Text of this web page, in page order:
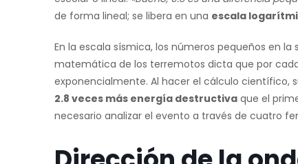
de forma lineal; se libera en una escala
En la escala sísmica, los números pequeños en
matemática de los terremotos dicta que por
exponencialmente. Al hacer el cálculo científico,
2.8 veces más energía destructiva que el
necesario analizar el evento a través de cuatro